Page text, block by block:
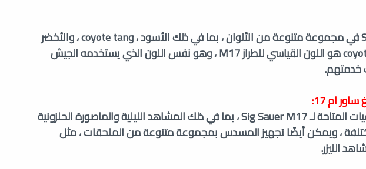
يتوفر Sig Sauer M17 في مجموعة متنوعة من الألوان ، بما في ذلك الأسود ، وcoyote tan ، والأخضر
OD ، ويعد خيار coyote tan هو اللون القياسي للطراز M17 ، وهو نفس اللون الذي يستخدمه الجيش
خدمتهم.
ام 17:
هناك العديد من الترقيات المتاحة لـ Sig Sauer M17 ، بما في ذلك المشاهد الليلية والماصورة الحلزونية
، ويمكن أيضًا تجهيز المسدس بمجموعة متنوعة من الملحقات ، مثل
الليزر.